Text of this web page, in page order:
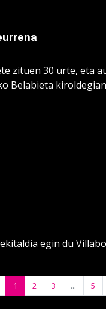
zituen 30 urte, eta
Belabieta
egin du
1 2 3 ... 5